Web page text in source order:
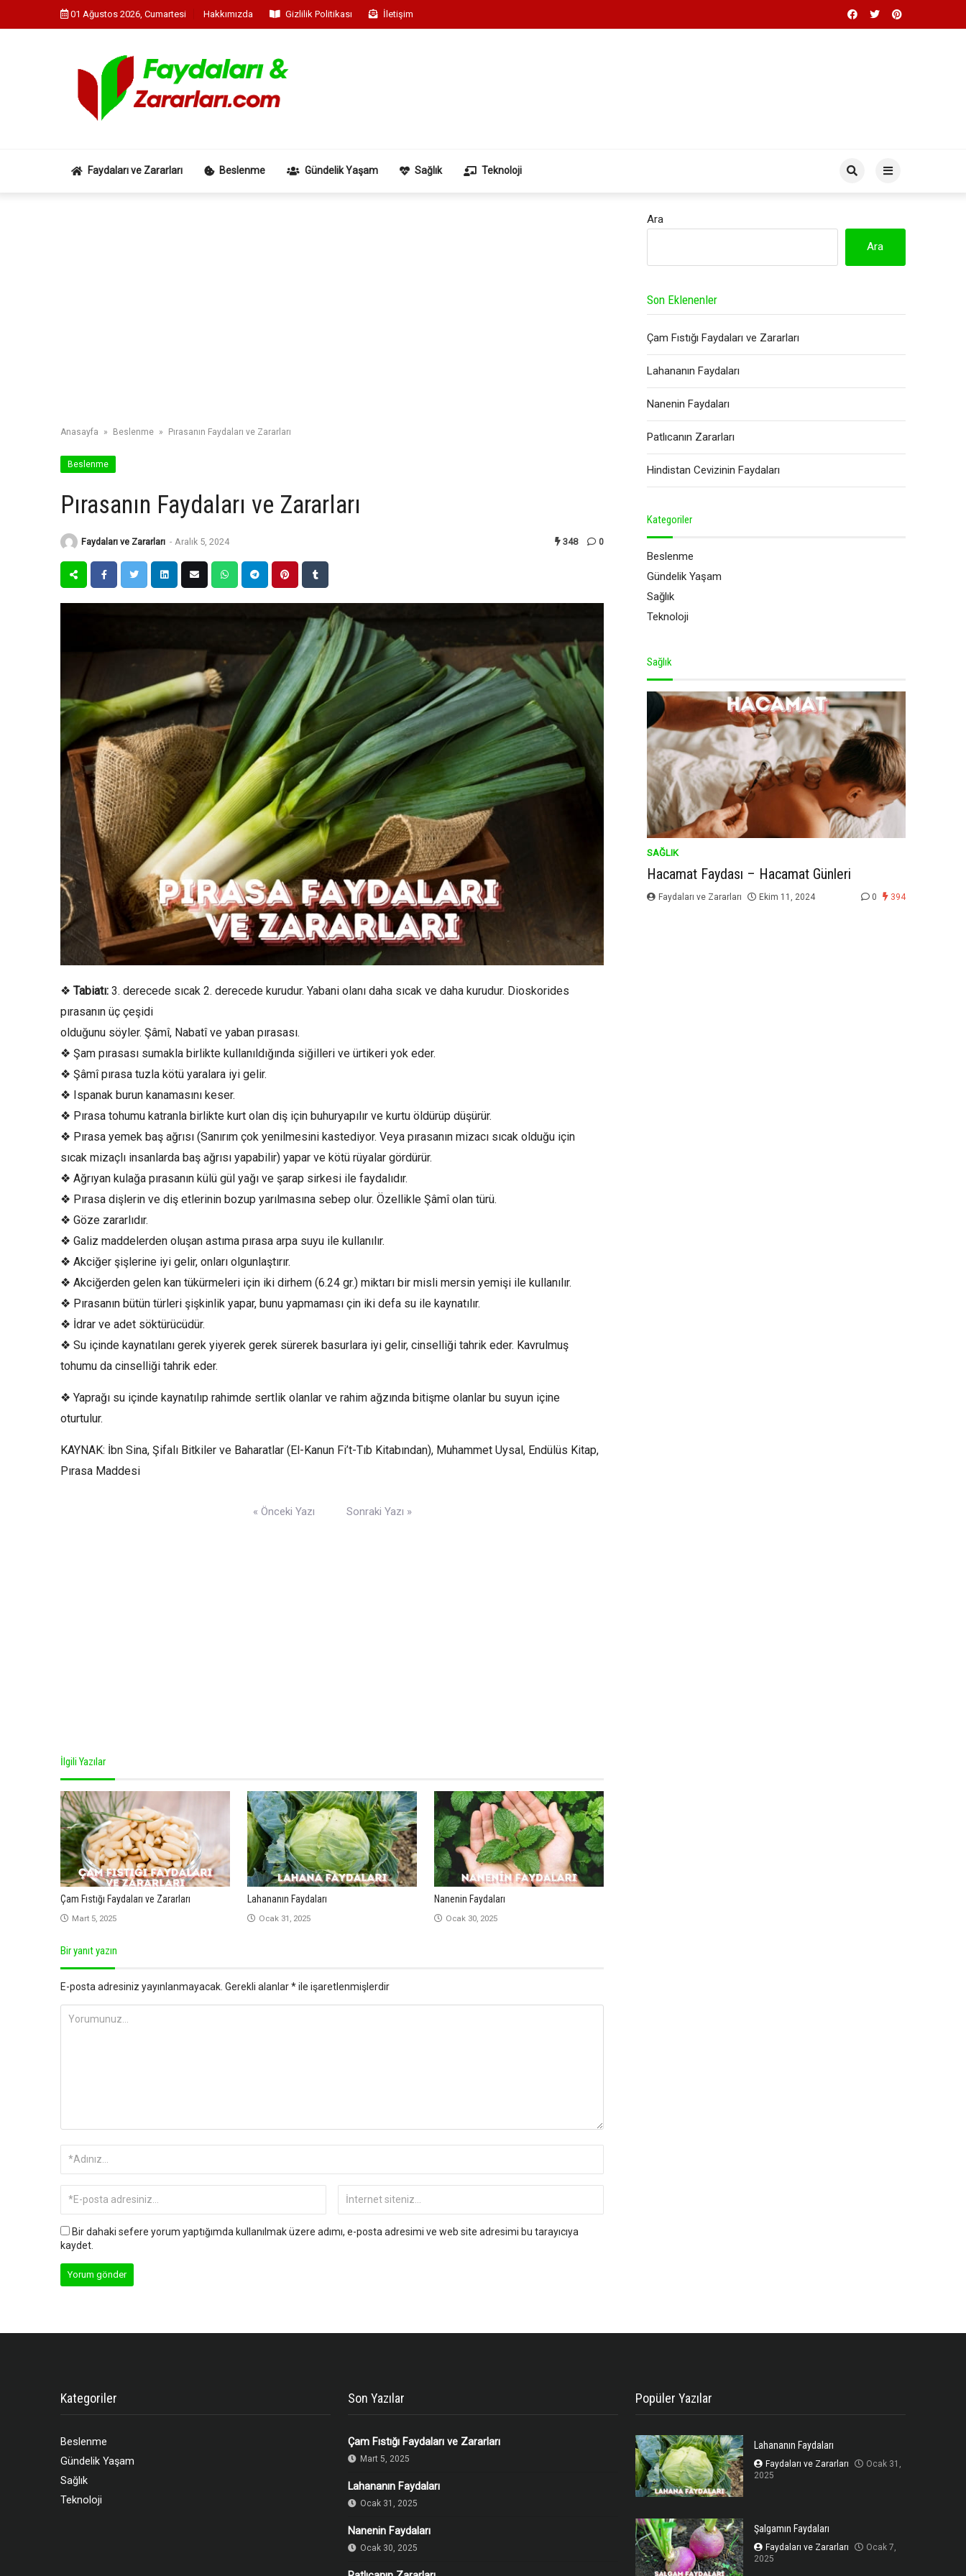
01 Ağustos 2026, Cumartesi Hakkımızda Gizlilik Politikası İletişim
Faydaları ve Zararları Beslenme Gündelik Yaşam Sağlık Teknoloji
Anasayfa » Beslenme » Pırasanın Faydaları ve Zararları
Beslenme
Pırasanın Faydaları ve Zararları
Faydaları ve Zararları - Aralık 5, 2024 348 0
❖ Tabiatı: 3. derecede sıcak 2. derecede kurudur. Yabani olanı daha sıcak ve daha kurudur. Dioskorides
pırasanın üç çeşidi
olduğunu söyler. Şâmî, Nabatî ve yaban pırasası.
❖ Şam pırasası sumakla birlikte kullanıldığında siğilleri ve ürtikeri yok eder.
❖ Şâmî pırasa tuzla kötü yaralara iyi gelir.
❖ Ispanak burun kanamasını keser.
❖ Pırasa tohumu katranla birlikte kurt olan diş için buhuryapılır ve kurtu öldürüp düşürür.
❖ Pırasa yemek baş ağrısı (Sanırım çok yenilmesini kastediyor. Veya pırasanın mizacı sıcak olduğu için
sıcak mizaçlı insanlarda baş ağrısı yapabilir) yapar ve kötü rüyalar gördürür.
❖ Ağrıyan kulağa pırasanın külü gül yağı ve şarap sirkesi ile faydalıdır.
❖ Pırasa dişlerin ve diş etlerinin bozup yarılmasına sebep olur. Özellikle Şâmî olan türü.
❖ Göze zararlıdır.
❖ Galiz maddelerden oluşan astıma pırasa arpa suyu ile kullanılır.
❖ Akciğer şişlerine iyi gelir, onları olgunlaştırır.
❖ Akciğerden gelen kan tükürmeleri için iki dirhem (6.24 gr.) miktarı bir misli mersin yemişi ile kullanılır.
❖ Pırasanın bütün türleri şişkinlik yapar, bunu yapmaması çin iki defa su ile kaynatılır.
❖ İdrar ve adet söktürücüdür.
❖ Su içinde kaynatılanı gerek yiyerek gerek sürerek basurlara iyi gelir, cinselliği tahrik eder. Kavrulmuş
tohumu da cinselliği tahrik eder.
❖ Yaprağı su içinde kaynatılıp rahimde sertlik olanlar ve rahim ağzında bitişme olanlar bu suyun içine
oturtulur.
KAYNAK: İbn Sina, Şifalı Bitkiler ve Baharatlar (El-Kanun Fi’t-Tıb Kitabından), Muhammet Uysal, Endülüs Kitap,
Pırasa Maddesi
« Önceki Yazı Sonraki Yazı »
İlgili Yazılar
Çam Fıstığı Faydaları ve Zararları
Mart 5, 2025
Lahananın Faydaları
Ocak 31, 2025
Nanenin Faydaları
Ocak 30, 2025
Bir yanıt yazın
E-posta adresiniz yayınlanmayacak. Gerekli alanlar*ile işaretlenmişlerdir
Bir dahaki sefere yorum yaptığımda kullanılmak üzere adımı, e-posta adresimi ve web site adresimi bu tarayıcıya
kaydet.
Ara
Ara
Son Eklenenler
Çam Fıstığı Faydaları ve Zararları
Lahananın Faydaları
Nanenin Faydaları
Patlıcanın Zararları
Hindistan Cevizinin Faydaları
Kategoriler
Beslenme
Gündelik Yaşam
Sağlık
Teknoloji
Sağlık
SAĞLIK
Hacamat Faydası – Hacamat Günleri
Faydaları ve Zararları Ekim 11, 2024 0 394
Kategoriler
Beslenme
Gündelik Yaşam
Sağlık
Teknoloji
Son Yazılar
Çam Fıstığı Faydaları ve Zararları
Mart 5, 2025
Lahananın Faydaları
Ocak 31, 2025
Nanenin Faydaları
Ocak 30, 2025
Popüler Yazılar
Lahananın Faydaları
Faydaları ve Zararları
Ocak 31,
2025
Şalgamın Faydaları
Faydaları ve Zararları
Ocak 7,
2025